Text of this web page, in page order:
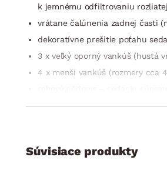
k jemnému odfiltrovaniu
vrátane čalúnenia zadnej časti
dekoratívne prešitie poťahu
3 x veľký oporný vankúš (hustá
4 x menší vankúš (rozmery cca
pravá / ľavá bočná podrúčka
výška sedačky vrátane
Súvisiace produkty